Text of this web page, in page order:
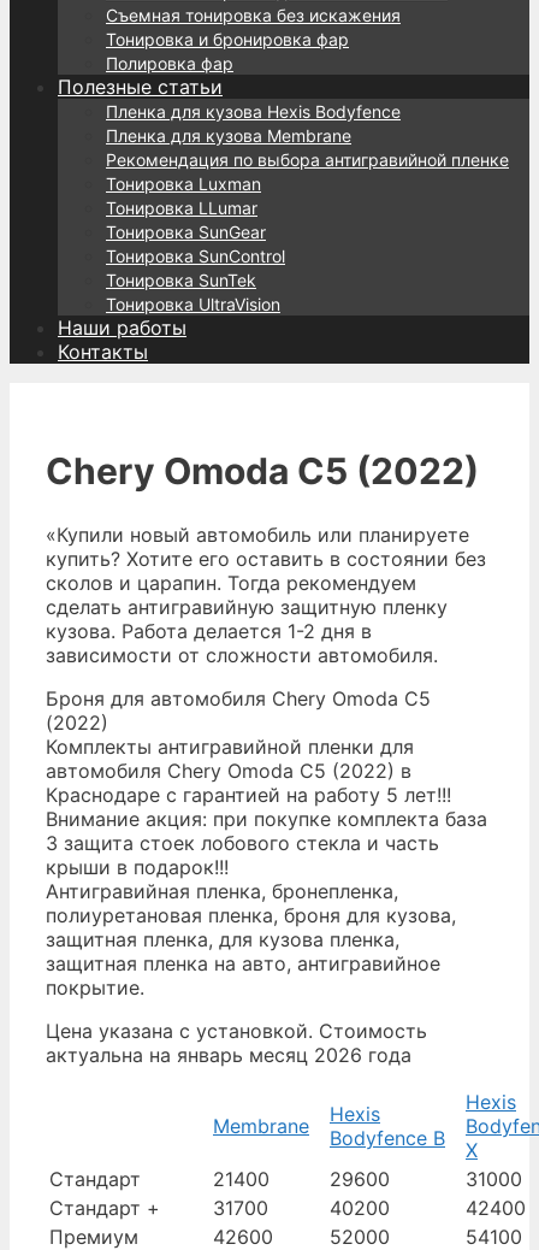
Съемная тонировка без искажения
Тонировка и бронировка фар
Полировка фар
Полезные статьи
Пленка для кузова Hexis Bodyfence
Пленка для кузова Membrane
Рекомендация по выбора антигравийной пленке
Тонировка Luxman
Тонировка LLumar
Тонировка SunGear
Тонировка SunControl
Тонировка SunTek
Тонировка UltraVision
Наши работы
Контакты
Chery Omoda C5 (2022)
«Купили новый автомобиль или планируете
купить? Хотите его оставить в состоянии без
сколов и царапин. Тогда рекомендуем
сделать антигравийную защитную пленку
кузова. Работа делается 1-2 дня в
зависимости от сложности автомобиля.
Броня для автомобиля Chery Omoda C5
(2022)
Комплекты антигравийной пленки для
автомобиля Chery Omoda C5 (2022) в
Краснодаре с гарантией на работу 5 лет!!!
Внимание акция: при покупке комплекта база
3 защита стоек лобового стекла и часть
крыши в подарок!!!
Антигравийная пленка, бронепленка,
полиуретановая пленка, броня для кузова,
защитная пленка, для кузова пленка,
защитная пленка на авто, антигравийное
покрытие.
Цена указана с установкой. Стоимость
актуальна на январь месяц 2026 года
Membrane
Hexis
Bodyfence B
Hexis
X
Стандарт
21400 29600
31000
Стандарт +
31700 40200
42400
Премиум
42600 52000
54100